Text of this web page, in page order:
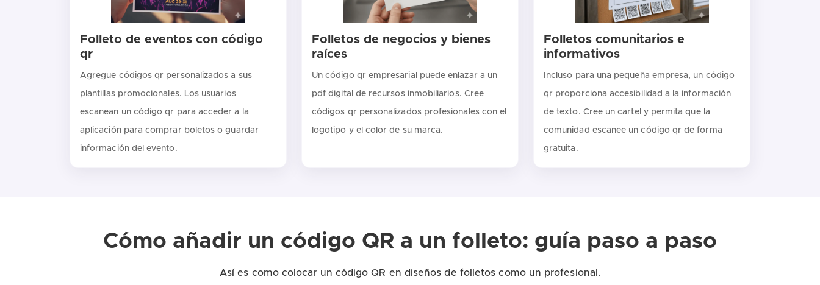
Folleto de eventos con código
qr
Agregue códigos qr personalizados a sus
plantillas promocionales. Los usuarios
escanean un código qr para acceder a la
aplicación para comprar boletos o guardar
información del evento.
Folletos de negocios y bienes
raíces
Un código qr empresarial puede enlazar a un
pdf digital de recursos inmobiliarios. Cree
códigos qr personalizados profesionales con el
logotipo y el color de su marca.
Folletos comunitarios e
informativos
Incluso para una pequeña empresa, un código
qr proporciona accesibilidad a la información
de texto. Cree un cartel y permita que la
comunidad escanee un código qr de forma
gratuita.
Cómo añadir un código QR a un folleto: guía paso a paso
Así es como colocar un código QR en diseños de folletos como un profesional.